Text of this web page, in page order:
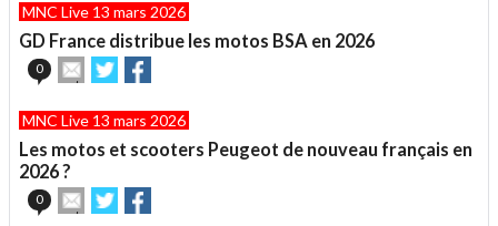
à
un
ami
MNC Live 13 mars 2026
GD France distribue les motos BSA en 2026
0
Envoyer
cet
à
ami
Partager
sur sur
MNC Live 13 mars 2026
Les motos et scooters Peugeot de nouveau français en
2026 ?
0
Envoyer
cet
Partager
sur sur